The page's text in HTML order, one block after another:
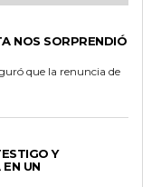
NOS SORPRENDIÓ
que la renuncia de
Y
UN